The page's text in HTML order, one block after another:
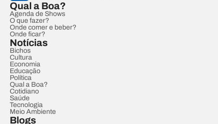
Qual a Boa?
Agenda de Shows
O que fazer?
Onde comer e beber?
Onde ficar?
Notícias
Bichos
Cultura
Economia
Educação
Política
Qual a Boa?
Cotidiano
Saúde
Tecnologia
Meio Ambiente
Blogs